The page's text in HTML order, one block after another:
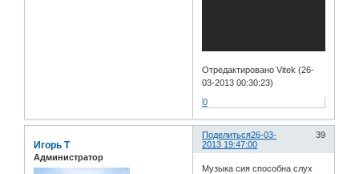
Отредактировано Vitek (26-
03-2013 00:30:23)
0
Поделиться 39
26-03-
2013 19:47:00
Игорь Т
Администратор
Музыка сия способна слух